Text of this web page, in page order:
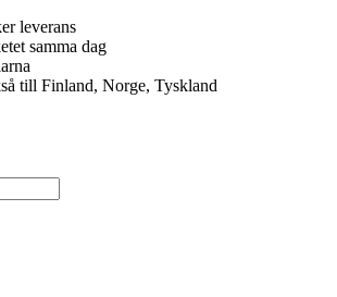
leverans
samma dag
till Finland, Norge, Tyskland